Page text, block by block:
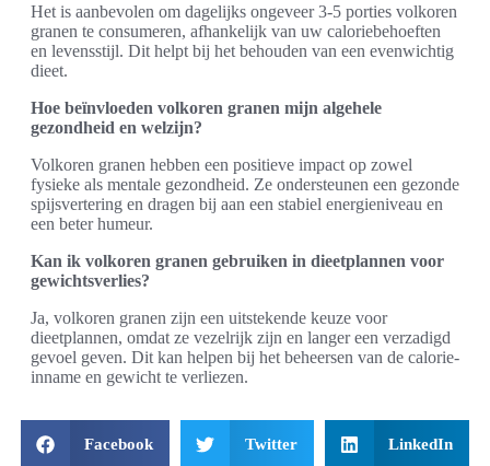
Het is aanbevolen om dagelijks ongeveer 3-5 porties volkoren
granen te consumeren, afhankelijk van uw caloriebehoeften
en levensstijl. Dit helpt bij het behouden van een evenwichtig
dieet.
Hoe beïnvloeden volkoren granen mijn algehele
gezondheid en welzijn?
Volkoren granen hebben een positieve impact op zowel
fysieke als mentale gezondheid. Ze ondersteunen een gezonde
spijsvertering en dragen bij aan een stabiel energieniveau en
een beter humeur.
Kan ik volkoren granen gebruiken in dieetplannen voor
gewichtsverlies?
Ja, volkoren granen zijn een uitstekende keuze voor
dieetplannen, omdat ze vezelrijk zijn en langer een verzadigd
gevoel geven. Dit kan helpen bij het beheersen van de calorie-
inname en gewicht te verliezen.
Facebook Twitter LinkedIn